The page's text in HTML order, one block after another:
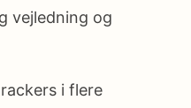
vejledning og
i flere